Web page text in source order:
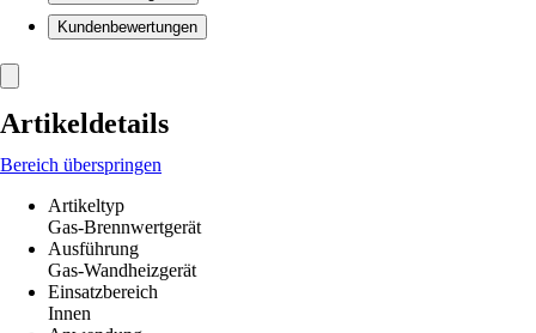
Kundenbewertungen
Artikeldetails
Bereich überspringen
Artikeltyp
Gas-Brennwertgerät
Ausführung
Gas-Wandheizgerät
Einsatzbereich
Innen